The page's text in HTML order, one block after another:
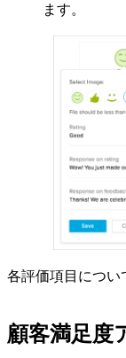
ます。
各評価項目につい
顧客満足度